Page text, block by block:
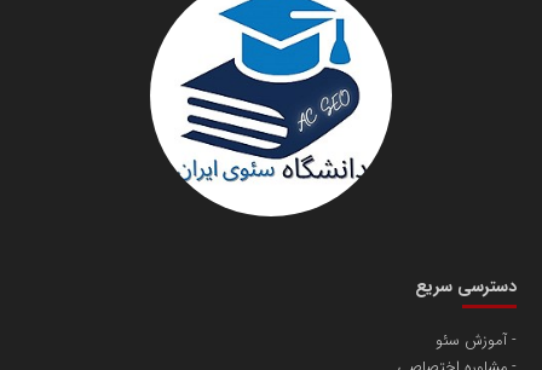
دانشگاه سئوی ایران
سازمان صنعت،معدن و تجارت
مریم حاج نوروز نظری
دسترسی سریع
آموزش سئو